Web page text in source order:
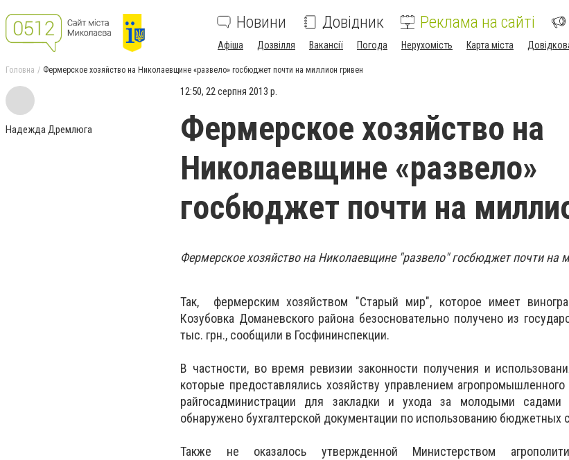
Новини Довідник Реклама на сайті
Афіша Дозвілля Вакансії Погода Нерухомість Карта міста
Головна Фермерское хозяйство на Николаевщине «развело» госбюджет почти на миллион гривен
Надежда Дремлюга
12:50, 22 серпня 2013 р.
Фермерское хозяйство на
Николаевщине «развело»
госбюджет почти на
Фермерское хозяйство на Николаевщине "развело" госбюджет почти на
Так,
фермерским хозяйством "Старый мир", которое имеет
Козубовка Доманевского района безосновательно получено из
тыс. грн., сообщили в Госфининспекции.
В частности, во время ревизии законности получения и
которые предоставлялись хозяйству управлением
райгосадминистрации для закладки и ухода за молодыми садами
обнаружено бухгалтерской документации по использованию бюджетных
Также не оказалось утвержденной Министерством